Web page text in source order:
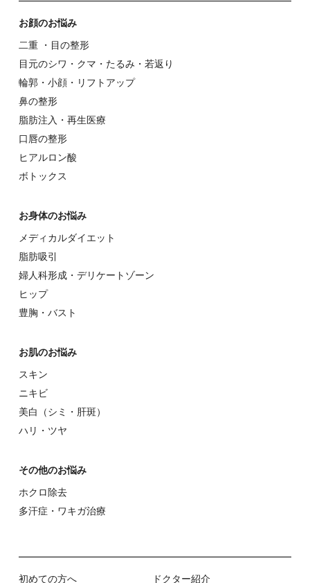
お顔のお悩み
⼆重 ・⽬の整形
⽬元のシワ・クマ・たるみ・若返り
輪郭・⼩顔・リフトアップ
⿐の整形
脂肪注入・再生医療
⼝唇の整形
ヒアルロン酸
ボトックス
お⾝体のお悩み
メディカルダイエット
脂肪吸引
婦⼈科形成・デリケートゾーン
ヒップ
豊胸・バスト
お肌のお悩み
スキン
ニキビ
美⽩（シミ・肝斑）
ハリ・ツヤ
その他のお悩み
ホクロ除去
多汗症・ワキガ治療
初めての⽅へ ドクター紹介